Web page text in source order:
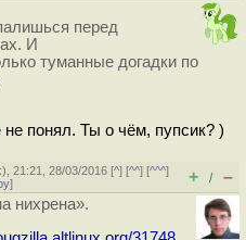
перед
И
туманные догадки по
понял. Ты о чём, пупсик? )
), 21:21, 28/03/2016 [^] [^^] [^^^]
] + / –
нихрена».